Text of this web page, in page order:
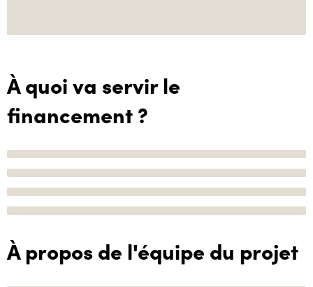
À quoi va servir le
financement ?
À propos de l'équipe du projet